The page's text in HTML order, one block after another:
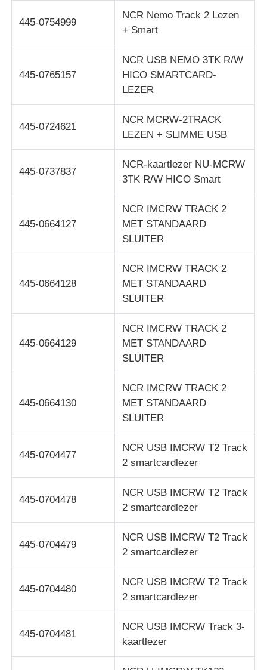
445-0754999
NCR Nemo Track 2 Lezen
+ Smart
445-0765157
NCR USB NEMO 3TK R/W
HICO SMARTCARD-
LEZER
445-0724621
NCR MCRW-2TRACK
LEZEN + SLIMME USB
445-0737837
NCR-kaartlezer NU-MCRW
3TK R/W HICO Smart
445-0664127
NCR IMCRW TRACK 2
MET STANDAARD
SLUITER
445-0664128
NCR IMCRW TRACK 2
MET STANDAARD
SLUITER
445-0664129
NCR IMCRW TRACK 2
MET STANDAARD
SLUITER
445-0664130
NCR IMCRW TRACK 2
MET STANDAARD
SLUITER
445-0704477
NCR USB IMCRW T2 Track
2 smartcardlezer
445-0704478
NCR USB IMCRW T2 Track
2 smartcardlezer
445-0704479
NCR USB IMCRW T2 Track
2 smartcardlezer
445-0704480
NCR USB IMCRW T2 Track
2 smartcardlezer
445-0704481
NCR USB IMCRW Track 3-
kaartlezer